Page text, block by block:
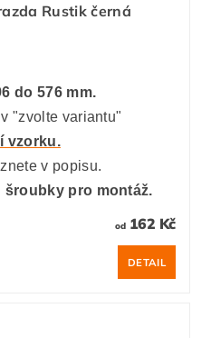
Rustik černá
do 576 mm.
"zvolte variantu"
vzorku.
v popisu.
šroubky pro montáž.
od162 Kč
DETAIL